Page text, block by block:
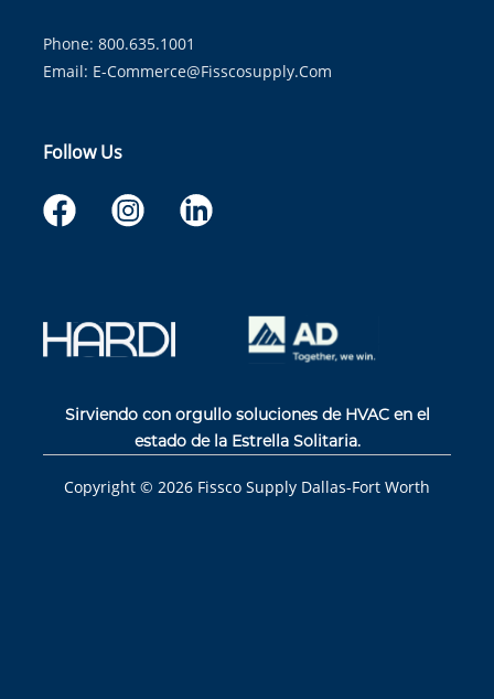
Phone: 800.635.1001
Email: E-Commerce@fisscosupply.com
Follow Us
Sirviendo con orgullo soluciones de HVAC en el
estado de la Estrella Solitaria.
Copyright © 2026 Fissco Supply Dallas-Fort Worth